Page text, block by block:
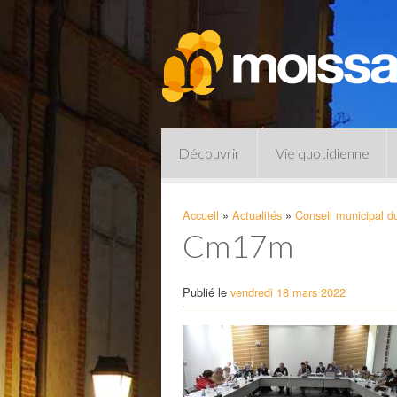
Découvrir Vie quotidienne
Pharmacies de garde
Accueil » Actualités » Conseil municipal
Cm17m
Publié le vendredi 18 mars 2022